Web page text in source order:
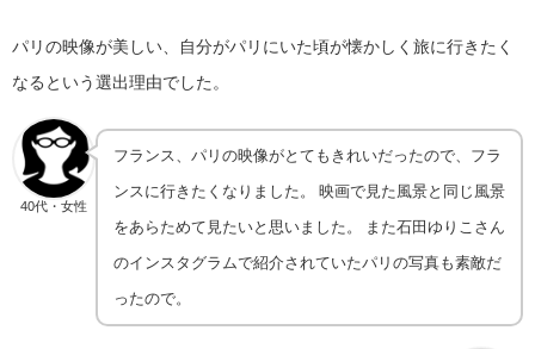
パリの映像が美しい、自分がパリにいた頃が懐かしく旅に行きたく
なるという選出理由でした。
40代・女性
フランス、パリの映像がとてもきれいだったので、フラ
ンスに行きたくなりました。 映画で見た風景と同じ風景
をあらためて見たいと思いました。 また石田ゆりこさん
のインスタグラムで紹介されていたパリの写真も素敵だ
ったので。